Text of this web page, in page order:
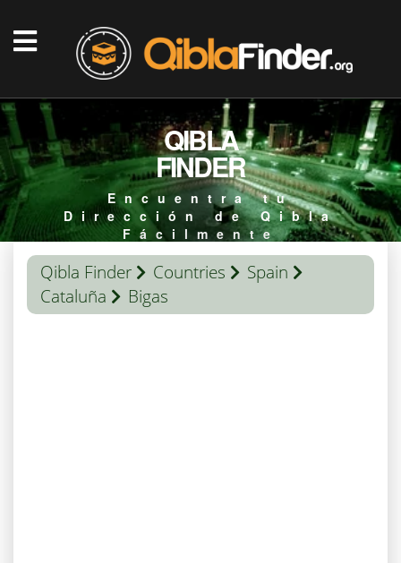
QIBLA
FINDER
Encuentra tu
Dirección de Qibla
Fácilmente
Qibla Finder Countries
Spain
Cataluña
Bigas